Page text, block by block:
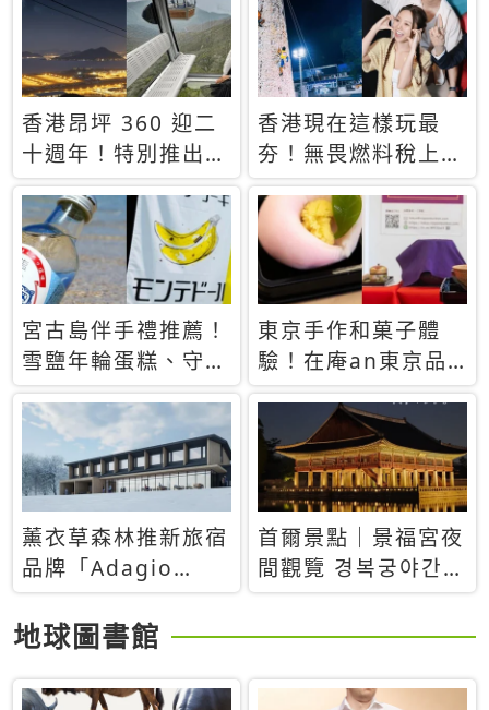
休才去圓夢 (附8.5
萬次下載峇里島地
圖)😍
支援中文
香港昂坪 360 迎二
十週年！特別推出
「夜間纜車」，輕旅
行帶你搶先揭秘台灣
專屬禮遇
香港現在這樣玩最
夯！無畏燃料稅上
漲，現在買自由行只
要8888元起
宮古島伴手禮推薦！
雪鹽年輪蛋糕、守護
君餅乾，10款必買
清單
東京手作和菓子體
驗！在庵an東京品
味本格派日本茶道
薰衣草森林推新旅宿
品牌「Adagio
Retreat」！首間選
址北海道8月開幕
首爾景點｜景福宮夜
間觀覽 경복궁야간관
람：2026年開放時
間、購票方式、實訪
與夜晚截然不同的宮
地球圖書館